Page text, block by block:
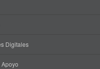
Digitales